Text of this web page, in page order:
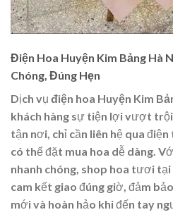
Điện Hoa Huyện Kim Bảng Hà
Chóng, Đúng Hẹn
Dịch vụ điện hoa Huyện Kim
khách hàng sự tiện lợi vượt
tận nơi, chỉ cần liên hệ qua
có thể đặt mua hoa dễ dàng.
nhanh chóng, shop hoa tươi tại
cam kết giao đúng giờ, đảm
mới và hoàn hảo khi đến tay